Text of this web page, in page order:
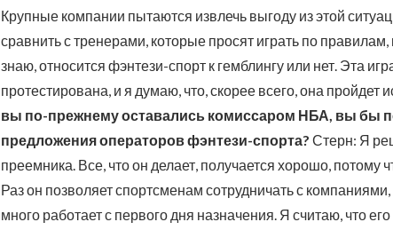
Крупные компании пытаются извлечь выгоду из этой
сравнить с тренерами, которые просят играть по
знаю, относится фэнтези-спорт к гемблингу или нет. Эта
протестирована, и я думаю, что, скорее всего, она
вы по-прежнему оставались комиссаром НБА, вы бы
предложения операторов фэнтези-спорта? Стерн: Я
преемника. Все, что он делает, получается хорошо,
Раз он позволяет спортсменам сотрудничать с
много работает с первого дня назначения. Я считаю, что